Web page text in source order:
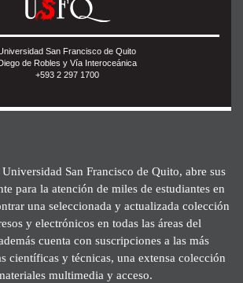
San Francisco de Quito
de Robles y Vía Interoceánica
+593 2 297 1700
San Francisco de Quito, abre sus
para la atención de miles de estudiantes en
una seleccionada y actualizada colección
y electrónicos en todas las áreas del
cuenta con suscripciones a las más
científicas y técnicas, una extensa colección
multimedia y acceso.